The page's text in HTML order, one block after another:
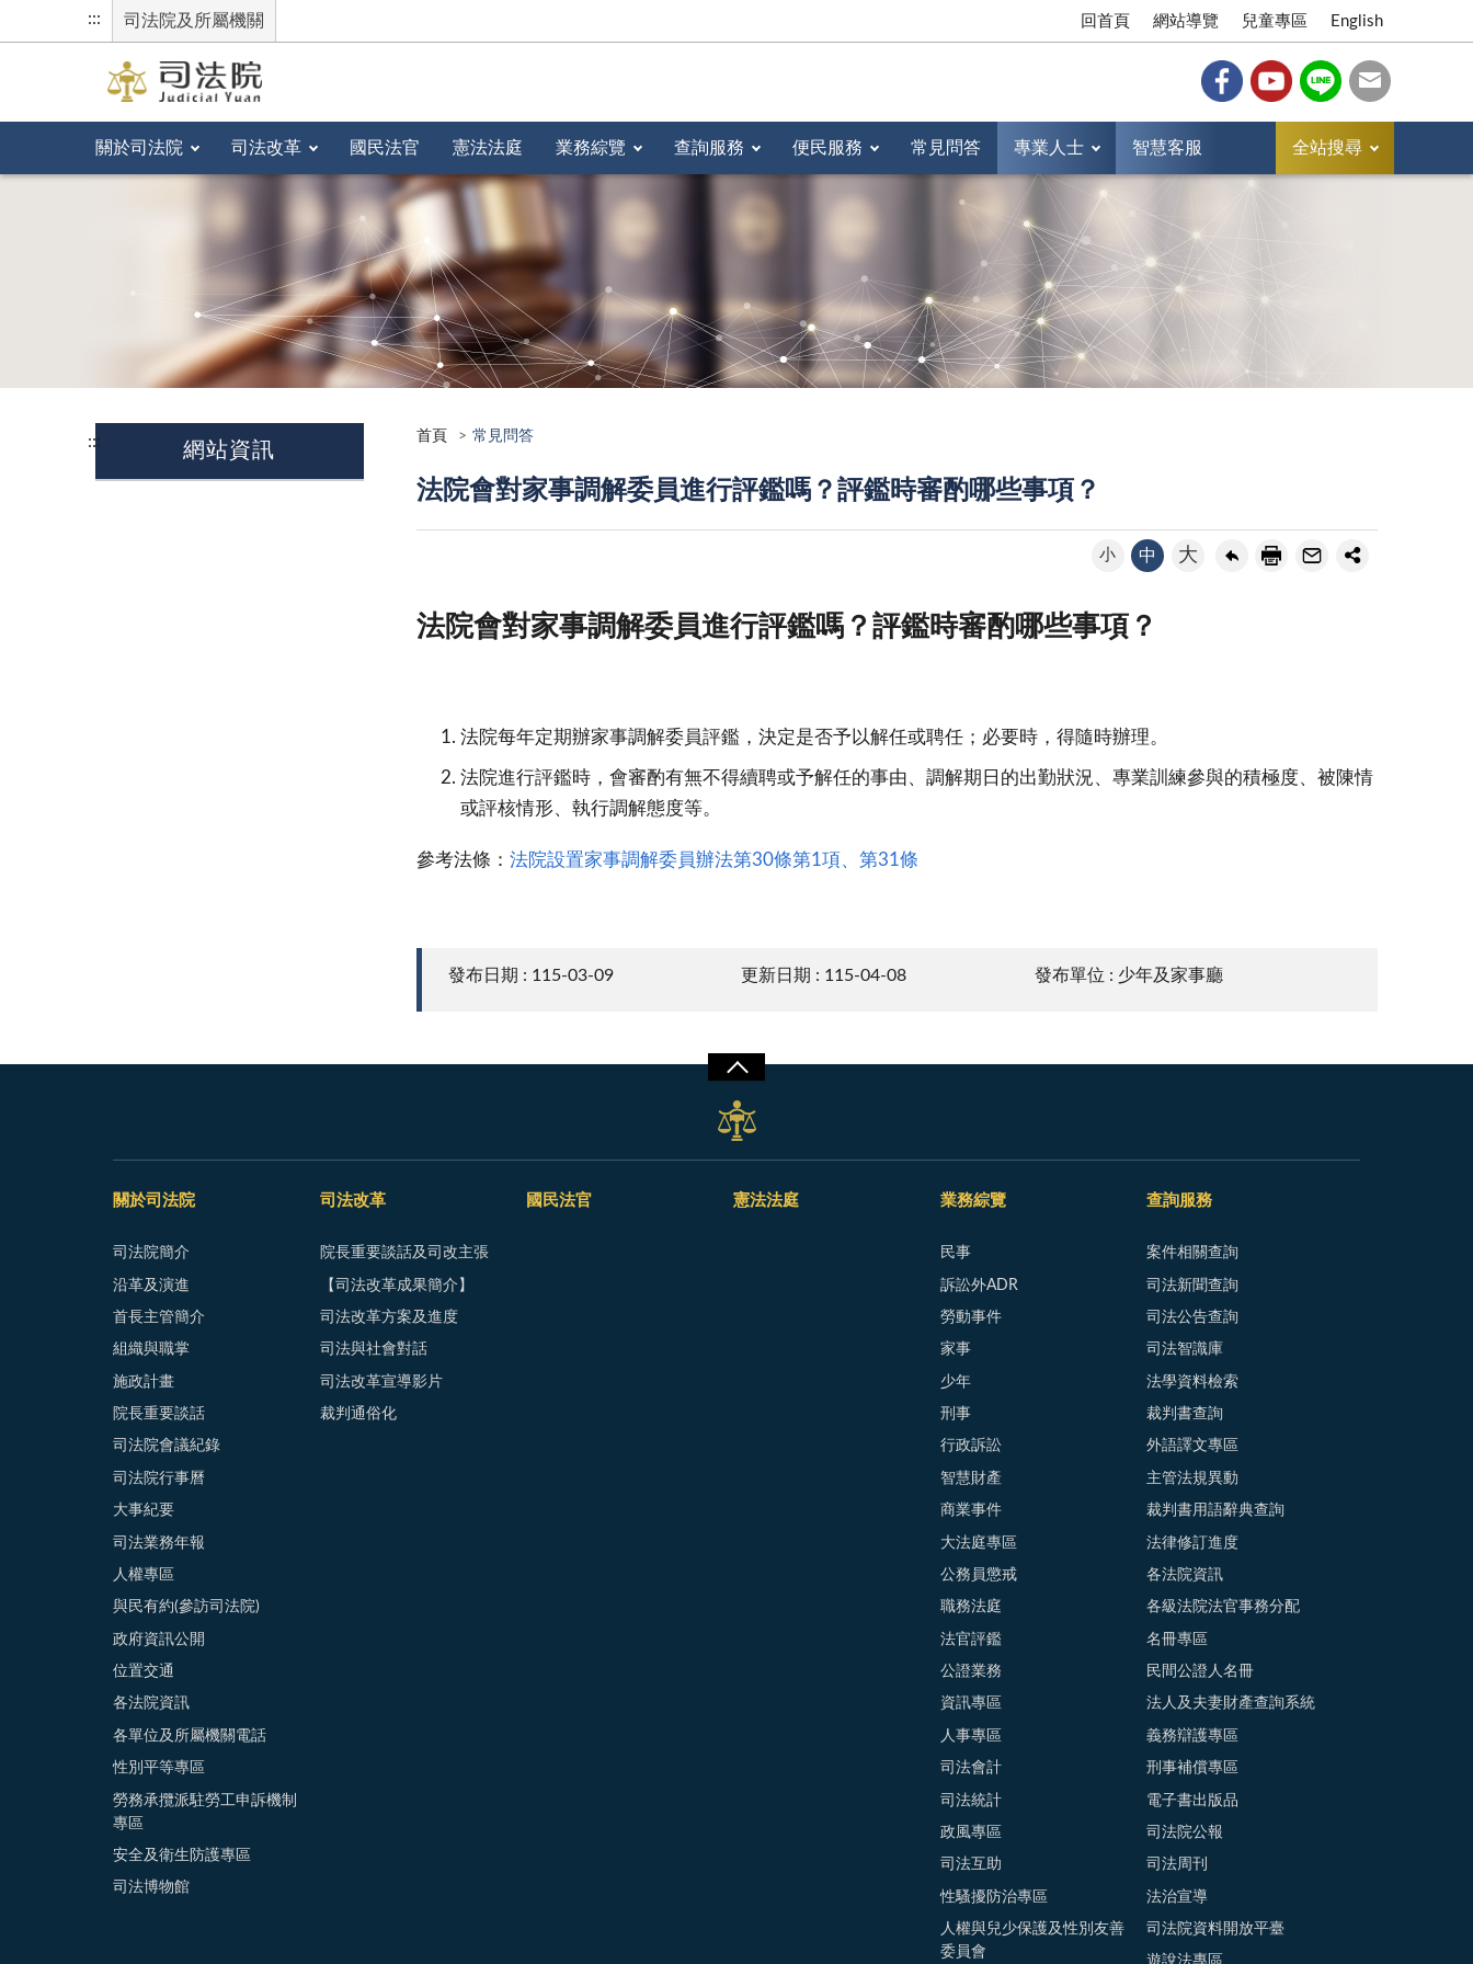
::: 司法院及所屬機關 回首頁 網站導覽 兒童專區 English
關於司法院 司法改革 國民法官 憲法法庭 業務綜覽 查詢服務 便民服務 常見問答 專業人士 智慧客服 全站搜尋
::: 網站資訊
首頁 常見問答
法院會對家事調解委員進行評鑑嗎？評鑑時審酌哪些事項？
小 中 大
法院會對家事調解委員進行評鑑嗎？評鑑時審酌哪些事項？
法院每年定期辦家事調解委員評鑑，決定是否予以解任或聘任；必要時，得隨時辦理。
法院進行評鑑時，會審酌有無不得續聘或予解任的事由、調解期日的出勤狀況、專業訓練參與的積極度、被陳情
或評核情形、執行調解態度等。
參考法條： 法院設置家事調解委員辦法第30條第1項、第31條
發布日期 : 115-03-09 更新日期 : 115-04-08 發布單位 : 少年及家事廳
關於司法院
司法院簡介
沿革及演進
首長主管簡介
組織與職掌
施政計畫
院長重要談話
司法院會議紀錄
司法院行事曆
大事紀要
司法業務年報
人權專區
與民有約(參訪司法院)
政府資訊公開
位置交通
各法院資訊
各單位及所屬機關電話
性別平等專區
勞務承攬派駐勞工申訴機制
專區
安全及衛生防護專區
司法博物館
司法改革
院長重要談話及司改主張
【司法改革成果簡介】
司法改革方案及進度
司法與社會對話
司法改革宣導影片
裁判通俗化
國民法官 憲法法庭 業務綜覽
民事
訴訟外ADR
勞動事件
家事
少年
刑事
行政訴訟
智慧財產
商業事件
大法庭專區
公務員懲戒
職務法庭
法官評鑑
公證業務
資訊專區
人事專區
司法會計
司法統計
政風專區
司法互助
性騷擾防治專區
人權與兒少保護及性別友善
委員會
查詢服務
案件相關查詢
司法新聞查詢
司法公告查詢
司法智識庫
法學資料檢索
裁判書查詢
外語譯文專區
主管法規異動
裁判書用語辭典查詢
法律修訂進度
各法院資訊
各級法院法官事務分配
名冊專區
民間公證人名冊
法人及夫妻財產查詢系統
義務辯護專區
刑事補償專區
電子書出版品
司法院公報
司法周刊
法治宣導
司法院資料開放平臺